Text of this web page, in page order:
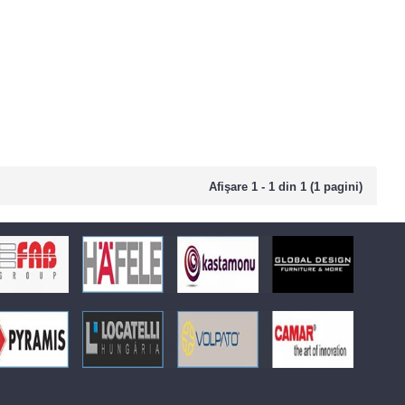
Afişare 1 - 1 din 1 (1 pagini)